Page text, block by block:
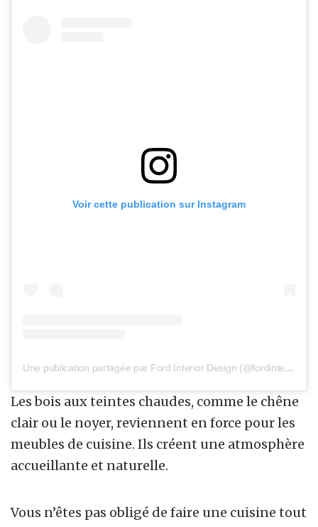
Voir cette publication sur Instagram
Une publication partagée par Ford Interior Design (@fordinteriordesign)
Les bois aux teintes chaudes, comme le chêne
clair ou le noyer, reviennent en force pour les
meubles de cuisine. Ils créent une atmosphère
accueillante et naturelle.
Vous n’êtes pas obligé de faire une cuisine tout